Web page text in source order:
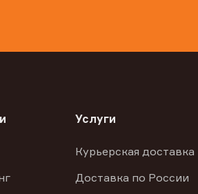
Услуги
Курьерская доставка
Доставка по России